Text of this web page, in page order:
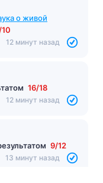
о живой
12 минут назад
16/18
12 минут назад
9/12
13 минут назад